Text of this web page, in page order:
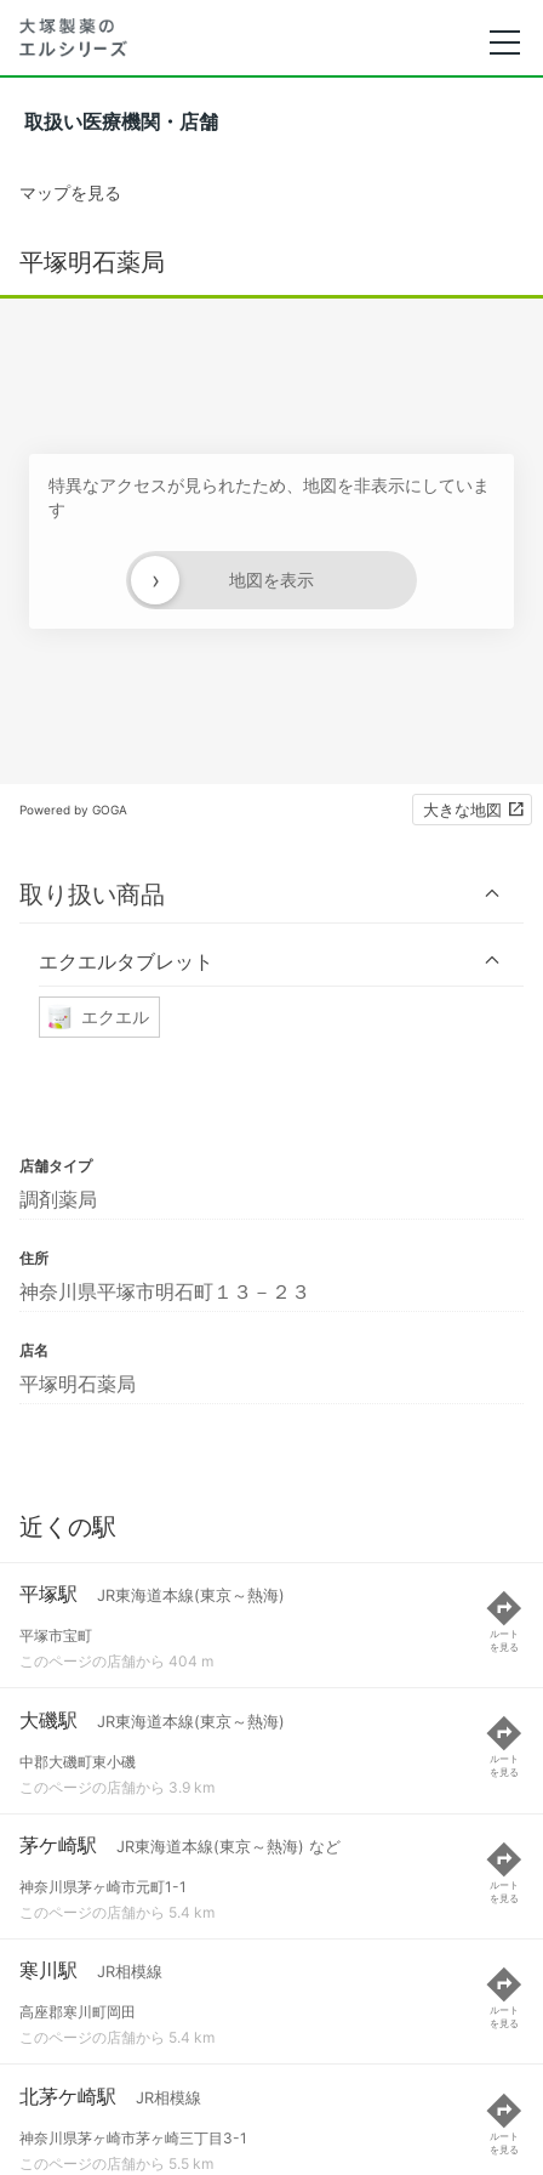
取扱い医療機関・店舗
マップを見る
平塚明石薬局
特異なアクセスが見られたため、地図を非表示にしていま
す
地図を表示
›
Powered by GOGA 大きな地図
取り扱い商品
エクエルタブレット
エクエル
店舗タイプ
調剤薬局
住所
神奈川県平塚市明石町１３－２３
店名
平塚明石薬局
近くの駅
平塚駅 JR東海道本線(東京～熱海)
平塚市宝町
このページの店舗から 404 m
ルート
を見る
大磯駅 JR東海道本線(東京～熱海)
中郡大磯町東小磯
このページの店舗から 3.9 km
ルート
を見る
茅ケ崎駅 JR東海道本線(東京～熱海) など
神奈川県茅ヶ崎市元町1-1
このページの店舗から 5.4 km
ルート
を見る
寒川駅 JR相模線
高座郡寒川町岡田
このページの店舗から 5.4 km
ルート
を見る
北茅ケ崎駅 JR相模線
神奈川県茅ヶ崎市茅ヶ崎三丁目3-1
このページの店舗から 5.5 km
ルート
を見る